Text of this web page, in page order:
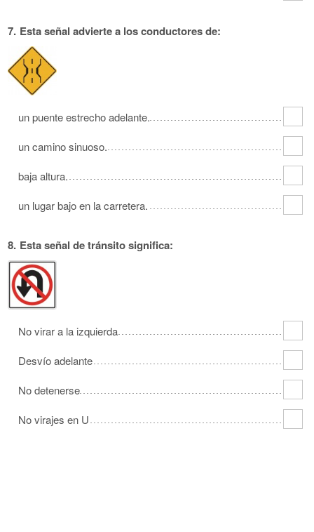
7. Esta señal advierte a los conductores de:
un puente estrecho adelante.
un camino sinuoso.
baja altura.
un lugar bajo en la carretera.
8. Esta señal de tránsito significa:
No virar a la izquierda
Desvío adelante
No detenerse
No virajes en U